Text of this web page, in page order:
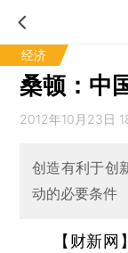
经济
桑顿：中
2012年10月23日
创造有利于创
动的必要条件
【财新